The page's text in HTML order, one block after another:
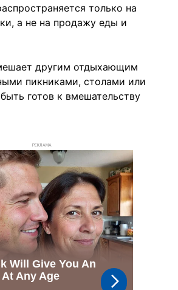
только на
а не на продажу еды и
другим отдыхающим
пикниками, столами или
готов к вмешательству
РЕКЛАМА